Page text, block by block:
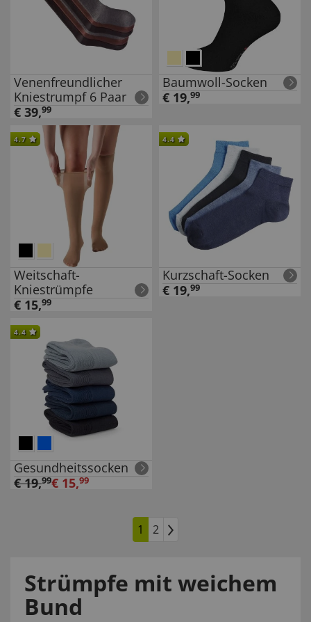
Venenfreundlicher
Kniestrumpf 6 Paar
€ 39,99
Baumwoll-Socken
€ 19,99
4.7
Weitschaft-
Kniestrümpfe
€ 15,99
4.4
Kurzschaft-Socken
€ 19,99
4.4
Gesundheitssocken
€19,99€ 15,99
1 2
Strümpfe mit weichem
Bund